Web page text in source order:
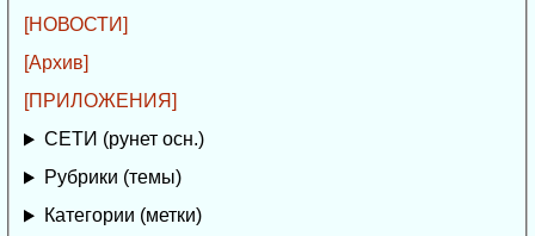
[НОВОСТИ]
[Архив]
[ПРИЛОЖЕНИЯ]
СЕТИ (рунет осн.)
Рубрики (темы)
Категории (метки)